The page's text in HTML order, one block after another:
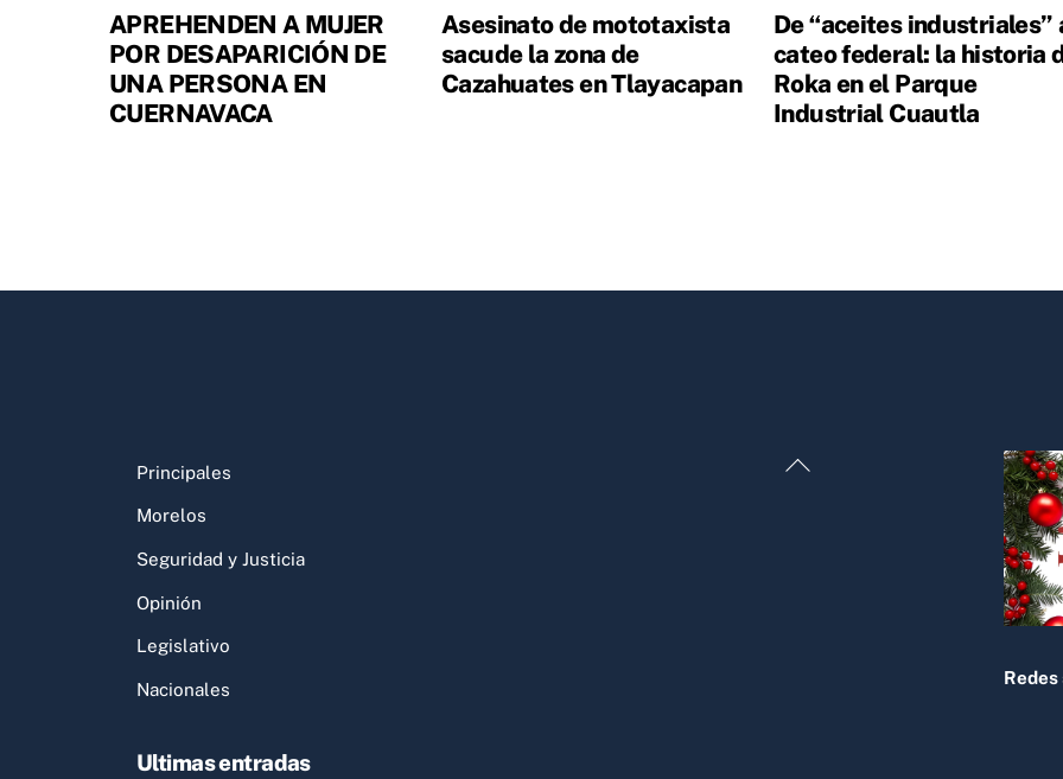
APREHENDEN A MUJER
POR DESAPARICIÓN DE
UNA PERSONA EN
CUERNAVACA
Asesinato de mototaxista
sacude la zona de
Cazahuates en Tlayacapan
De “aceites industriales”
cateo federal: la historia
Roka en el Parque
Industrial Cuautla
Back
Principales
Morelos
Seguridad y Justicia
Opinión
Legislativo
Nacionales
Ultimas entradas